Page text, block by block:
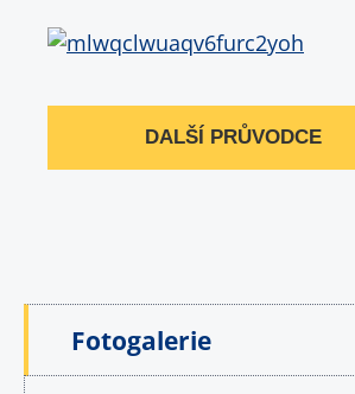
DALŠÍ PRŮVODCE
Fotogalerie